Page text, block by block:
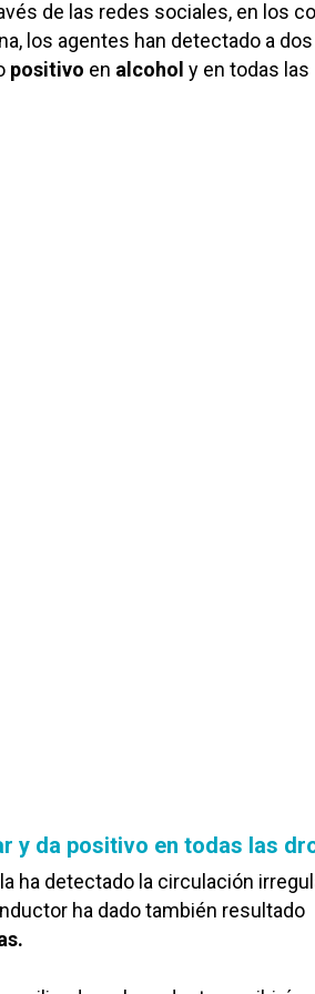
de las redes sociales, en los
los agentes han detectado a dos
positivo en alcohol y en todas las
y da positivo en todas las
ha detectado la circulación
ha dado también resultado